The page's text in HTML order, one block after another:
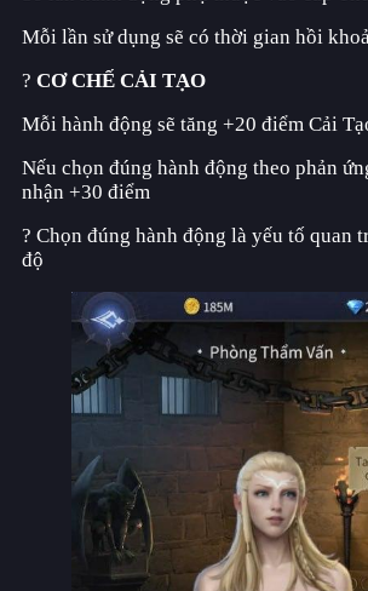
Mỗi lần sử dụng sẽ có thời gian hồi
? CƠ CHẾ CẢI TẠO
Mỗi hành động sẽ tăng +20 điểm Cải
Nếu chọn đúng hành động theo phản
nhận +30 điểm
? Chọn đúng hành động là yếu tố quan
độ